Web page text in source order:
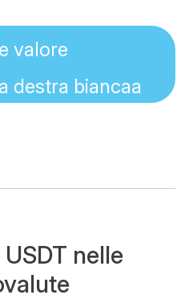
valore
nelle